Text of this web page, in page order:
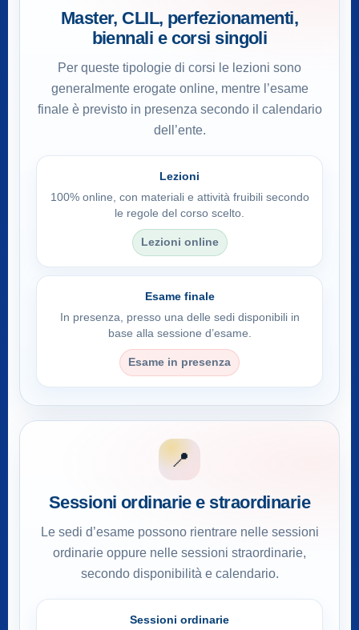
Master, CLIL, perfezionamenti,
biennali e corsi singoli
Per queste tipologie di corsi le lezioni sono
generalmente erogate online, mentre l’esame
finale è previsto in presenza secondo il calendario
dell’ente.
Lezioni
100% online, con materiali e attività fruibili secondo
le regole del corso scelto.
Lezioni online
Esame finale
In presenza, presso una delle sedi disponibili in
base alla sessione d’esame.
Esame in presenza
📍
Sessioni ordinarie e straordinarie
Le sedi d’esame possono rientrare nelle sessioni
ordinarie oppure nelle sessioni straordinarie,
secondo disponibilità e calendario.
Sessioni ordinarie